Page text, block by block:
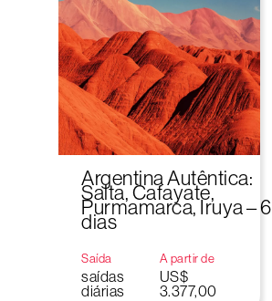
Argentina Autêntica:
Salta, Cafayate,
Purmamarca, Iruya – 6
dias
Saída
saídas
diárias
A partir de
US$
3.377,00